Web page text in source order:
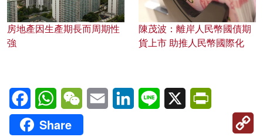
房地產因生產期長而周期性
強
陳茂波：離岸人民幣國債期
貨上市 助推人民幣國際化
FacebookWhatsAppWeChatEmail LinkedInLine X
Share